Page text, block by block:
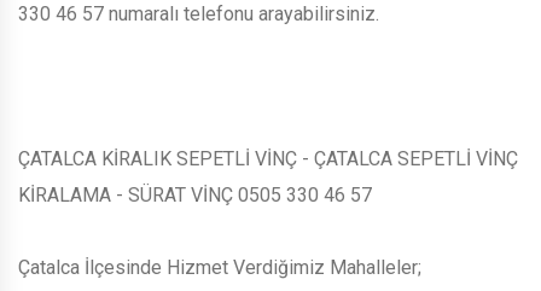
330 46 57 numaralı telefonu arayabilirsiniz.
ÇATALCA KİRALIK SEPETLİ VİNÇ - ÇATALCA SEPETLİ VİNÇ
KİRALAMA - SÜRAT VİNÇ 0505 330 46 57
Çatalca İlçesinde Hizmet Verdiğimiz Mahalleler;